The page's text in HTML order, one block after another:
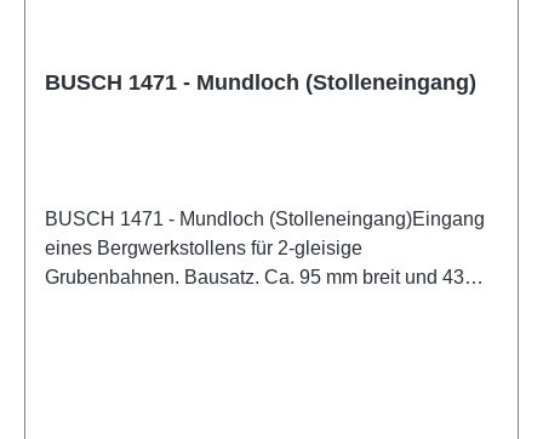
BUSCH 1471 - Mundloch (Stolleneingang)
BUSCH 1471 - Mundloch (Stolleneingang)Eingang
eines Bergwerkstollens für 2-gleisige
Grubenbahnen. Bausatz. Ca. 95 mm breit und 43